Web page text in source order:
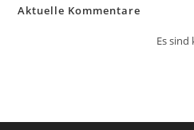
Aktuelle Kommentare
Es